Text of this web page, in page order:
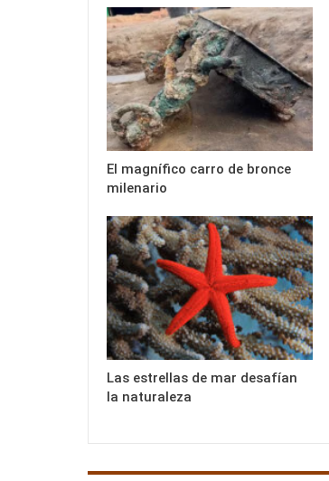
El magnífico carro de bronce
milenario
Las estrellas de mar desafían
la naturaleza